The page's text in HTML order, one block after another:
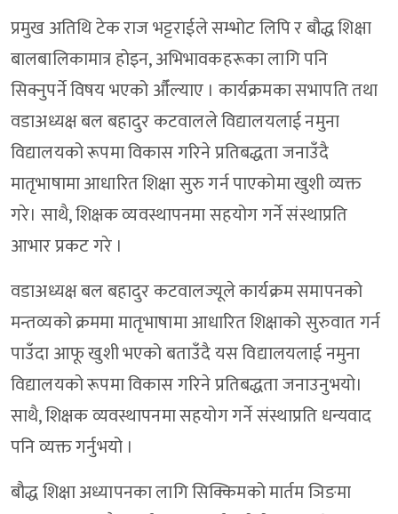
प्रमुख अतिथि टेक राज भट्टराईले सम्भोट लिपि र बौद्ध शिक्षा
बालबालिकामात्र होइन, अभिभावकहरूका लागि पनि
सिक्नुपर्ने विषय भएको औँल्याए । कार्यक्रमका सभापति तथा
वडाअध्यक्ष बल बहादुर कटवालले विद्यालयलाई नमुना
विद्यालयको रूपमा विकास गरिने प्रतिबद्धता जनाउँदै
मातृभाषामा आधारित शिक्षा सुरु गर्न पाएकोमा खुशी व्यक्त
गरे। साथै, शिक्षक व्यवस्थापनमा सहयोग गर्ने संस्थाप्रति
आभार प्रकट गरे ।
वडाअध्यक्ष बल बहादुर कटवालज्यूले कार्यक्रम समापनको
मन्तव्यको क्रममा मातृभाषामा आधारित शिक्षाको सुरुवात गर्न
पाउँदा आफू खुशी भएको बताउँदै यस विद्यालयलाई नमुना
विद्यालयको रूपमा विकास गरिने प्रतिबद्धता जनाउनुभयो।
साथै, शिक्षक व्यवस्थापनमा सहयोग गर्ने संस्थाप्रति धन्यवाद
पनि व्यक्त गर्नुभयो ।
बौद्ध शिक्षा अध्यापनका लागि सिक्किमको मार्तम ञिङमा